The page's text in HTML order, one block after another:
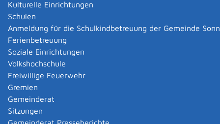
Kulturelle Einrichtungen
Schulen
Anmeldung für die Schulkindbetreuung der Gemeinde
Ferienbetreuung
Soziale Einrichtungen
Volkshochschule
Freiwillige Feuerwehr
Gremien
Gemeinderat
Sitzungen